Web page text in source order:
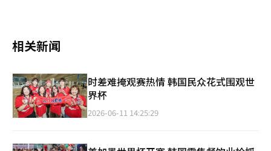
相关新闻
时差难掩观赛热情 韩国民众花式围观世
界杯
2026-06-11 14:25:29